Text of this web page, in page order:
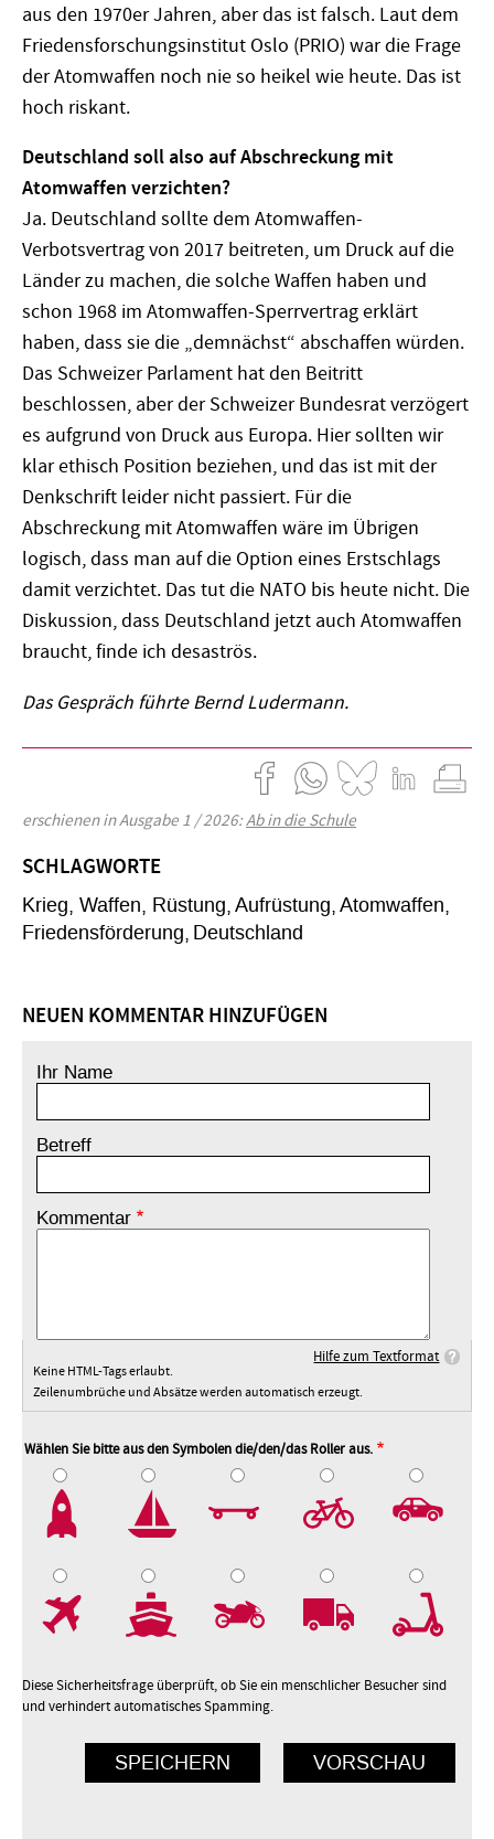
aus den 1970er Jahren, aber das ist falsch. Laut dem
Friedensforschungsinstitut Oslo (PRIO) war die Frage
der Atomwaffen noch nie so heikel wie heute. Das ist
hoch riskant.
Deutschland soll also auf Abschreckung mit
Atomwaffen verzichten?
Ja. Deutschland sollte dem Atomwaffen-
Verbotsvertrag von 2017 beitreten, um Druck auf die
Länder zu machen, die solche Waffen haben und
schon 1968 im Atomwaffen-Sperrvertrag erklärt
haben, dass sie die „demnächst“ abschaffen würden.
Das Schweizer Parlament hat den Beitritt
beschlossen, aber der Schweizer Bundesrat verzögert
es aufgrund von Druck aus Europa. Hier sollten wir
klar ethisch Position beziehen, und das ist mit der
Denkschrift leider nicht passiert. Für die
Abschreckung mit Atomwaffen wäre im Übrigen
logisch, dass man auf die Option eines Erstschlags
damit verzichtet. Das tut die NATO bis heute nicht. Die
Diskussion, dass Deutschland jetzt auch Atomwaffen
braucht, finde ich desaströs.
Das Gespräch führte Bernd Ludermann.
erschienen in Ausgabe 1 / 2026:Ab in die Schule
SCHLAGWORTE
Krieg, Waffen, Rüstung Aufrüstung Atomwaffen
Friedensförderung Deutschland
NEUEN KOMMENTAR HINZUFÜGEN
Ihr Name
Betreff
Kommentar
Hilfe zum Textformat
Keine HTML-Tags erlaubt.
Zeilenumbrüche und Absätze werden automatisch erzeugt.
Wählen Sie bitte aus den Symbolen die/den/das Roller aus.
Diese Sicherheitsfrage überprüft, ob Sie ein menschlicher Besucher sind
und verhindert automatisches Spamming.